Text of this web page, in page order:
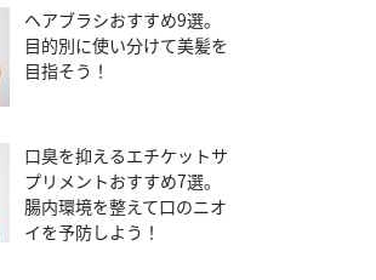
ヘアブラシおすすめ9選。
目的別に使い分けて美髪を
目指そう！
口臭を抑えるエチケットサ
プリメントおすすめ7選。
腸内環境を整えて口のニオ
イを予防しよう！